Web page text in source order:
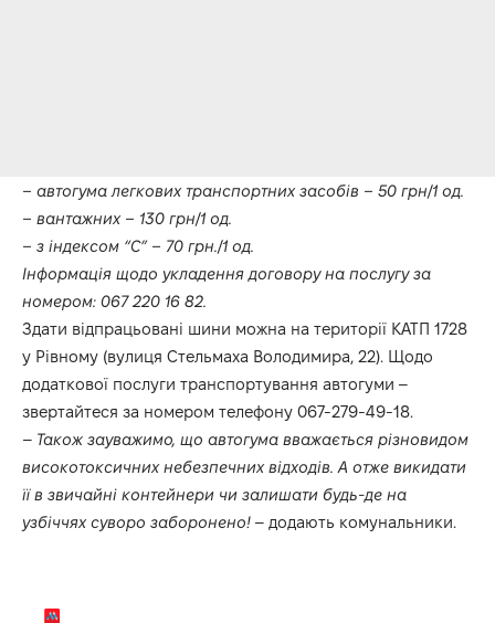
– автогума легкових транспортних засобів – 50 грн/1 од.
– вантажних – 130 грн/1 од.
– з індексом “С” – 70 грн./1 од.
Інформація щодо укладення договору на послугу за
номером: 067 220 16 82.
Здати відпрацьовані шини можна на території КАТП 1728
у Рівному (вулиця Стельмаха Володимира, 22). Щодо
додаткової послуги транспортування автогуми –
звертайтеся за номером телефону 067-279-49-18.
– Також зауважимо, що автогума вважається різновидом
високотоксичних небезпечних відходів. А отже викидати
її в звичайні контейнери чи залишати будь-де на
узбіччях суворо заборонено! – додають комунальники.